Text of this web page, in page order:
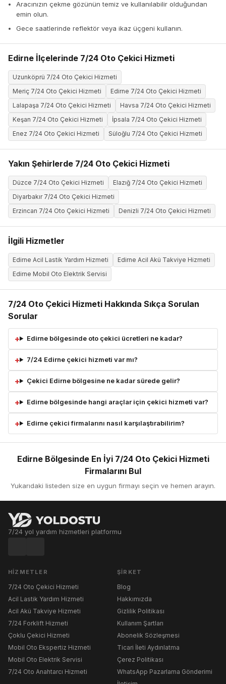
Aracınızın çekme gözünün temiz ve kullanılabilir olduğundan
emin olun.
Gece saatlerinde reflektör veya ikaz üçgeni kullanın.
Edirne İlçelerinde 7/24 Oto Çekici Hizmeti
Uzunköprü 7/24 Oto Çekici Hizmeti
Meriç 7/24 Oto Çekici Hizmeti
Edirne 7/24 Oto Çekici Hizmeti
Lalapaşa 7/24 Oto Çekici Hizmeti
Havsa 7/24 Oto Çekici Hizmeti
Keşan 7/24 Oto Çekici Hizmeti
İpsala 7/24 Oto Çekici Hizmeti
Enez 7/24 Oto Çekici Hizmeti
Süloğlu 7/24 Oto Çekici Hizmeti
Yakın Şehirlerde 7/24 Oto Çekici Hizmeti
Düzce 7/24 Oto Çekici Hizmeti
Elazığ 7/24 Oto Çekici Hizmeti
Diyarbakır 7/24 Oto Çekici Hizmeti
Erzincan 7/24 Oto Çekici Hizmeti
Denizli 7/24 Oto Çekici Hizmeti
İlgili Hizmetler
Edirne Acil Lastik Yardım Hizmeti
Edirne Acil Akü Takviye Hizmeti
Edirne Mobil Oto Elektrik Servisi
7/24 Oto Çekici Hizmeti Hakkında Sıkça Sorulan
Sorular
Edirne bölgesinde oto çekici ücretleri ne kadar?
7/24 Edirne çekici hizmeti var mı?
Çekici Edirne bölgesine ne kadar sürede gelir?
Edirne bölgesinde hangi araçlar için çekici hizmeti var?
Edirne çekici firmalarını nasıl karşılaştırabilirim?
Edirne Bölgesinde En İyi 7/24 Oto Çekici Hizmeti
Firmalarını Bul
Yukarıdaki listeden size en uygun firmayı seçin ve hemen arayın.
7/24 yol yardım hizmetleri platformu
HIZMETLER
7/24 Oto Çekici Hizmeti
Acil Lastik Yardım Hizmeti
Acil Akü Takviye Hizmeti
7/24 Forklift Hizmeti
Çoklu Çekici Hizmeti
Mobil Oto Ekspertiz Hizmeti
Mobil Oto Elektrik Servisi
7/24 Oto Anahtarcı Hizmeti
ŞIRKET
Blog
Hakkımızda
Gizlilik Politikası
Kullanım Şartları
Abonelik Sözleşmesi
Ticari İleti Aydınlatma
Çerez Politikası
WhatsApp Pazarlama Gönderimi